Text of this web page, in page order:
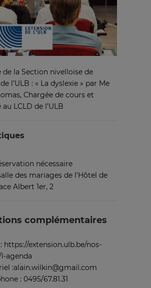
de la Section nivelloise de
l’ULB : « La dyslexie » par Me
Chargée de cours et
LCLD de l’ULB
nécessaire
des mariages de l’Hôtel de
Albert 1er, 2
complémentaires
https://extension.ulb.be/nos-
agenda
:alain.wilkin@gmail.com
: 0495/67.81.31